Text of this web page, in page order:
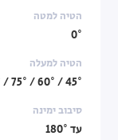
הטיה למטה
0°
הטיה למעלה
45° / 60° / 75° / 90°
סיבוב ימינה
עד 180°